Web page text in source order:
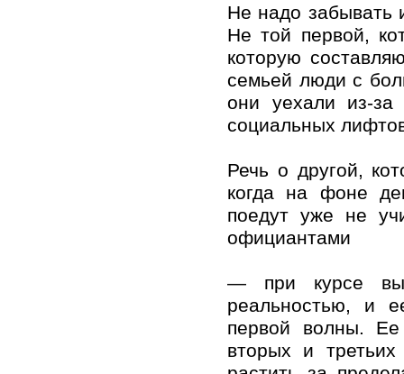
Не надо забывать
Не той первой,
которую
семьей люди с
они уехали из-
социальных
Речь о другой,
когда на фоне
поедут уже не
официантами
— при курсе
реальностью, и
первой волны.
вторых и